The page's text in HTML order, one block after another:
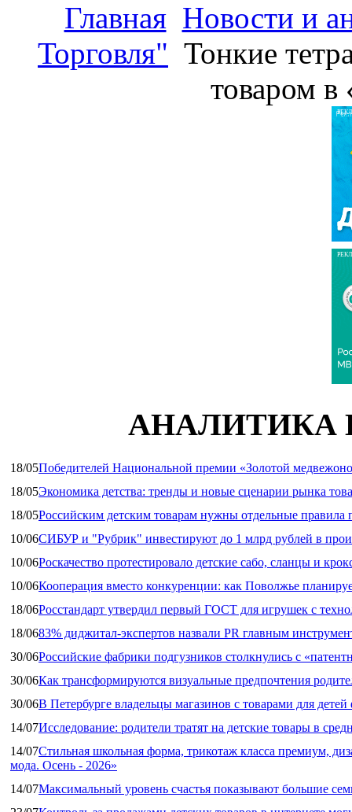
Главная Новости и
Торговля" Тонкие
товаром в
АНАЛИТИКА
18/05Победителей Национальной премии «Золотой
18/05Экономика детства: тренды и новые сценарии рынка
18/05Российским детским товарам нужны отдельные правила
10/06СИБУР и "Рубрик" инвестируют до 1 млрд рублей в
10/06Роскачество протестировало детские сабо, сланцы и
10/06Кооперация вместо конкуренции: как Поволжье
18/06Росстандарт утвердил первый ГОСТ для игрушек с
18/0683% диджитал‑экспертов назвали PR главным
30/06Российские фабрики подгузников столкнулись с
30/06Как трансформируются визуальные предпочтения
30/06В Петербурге владельцы магазинов с товарами для
14/07Исследование: родители тратят на детские товары в
14/07Стильная школьная форма, трикотаж класса премиум,
мода. Осень - 2026»
14/07Максимальный уровень счастья показывают большие